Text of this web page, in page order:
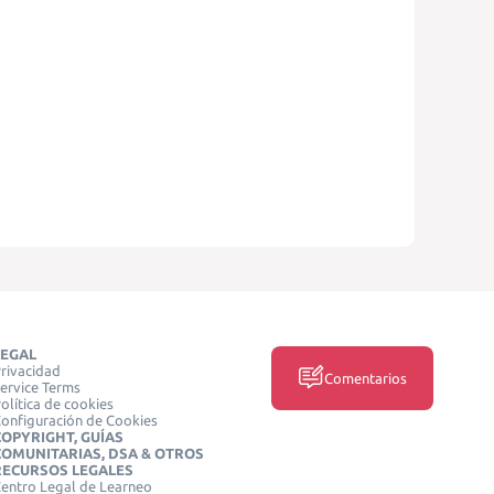
Terms
de cookies
de Cookies
GUÍAS
DSA & OTROS
LEGALES
Legal de Learneo
Comentarios